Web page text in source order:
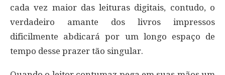
cada vez maior das leituras digitais, contudo, o
verdadeiro amante dos livros impressos
dificilmente abdicará por um longo espaço de
tempo desse prazer tão singular.